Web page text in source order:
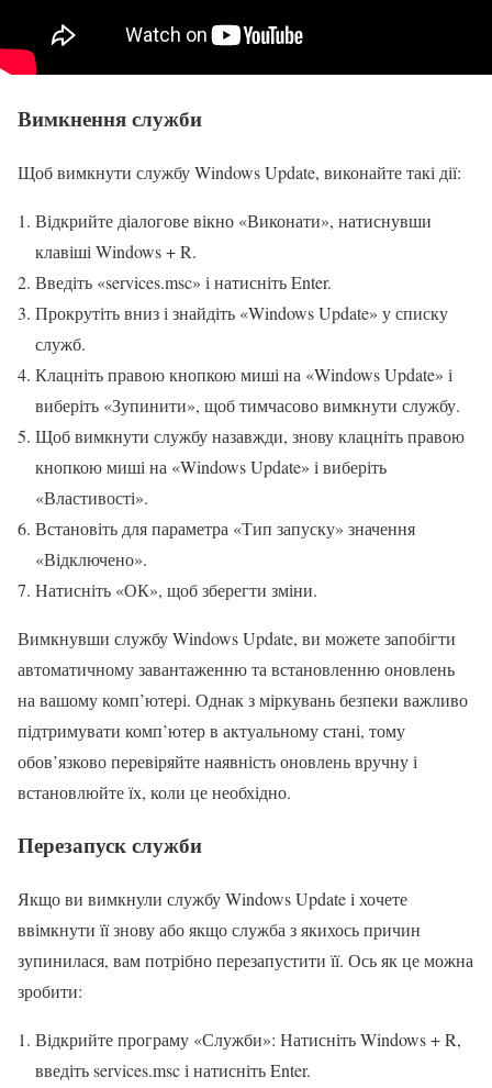
Вимкнення служби
Щоб вимкнути службу Windows Update, виконайте такі дії:
Відкрийте діалогове вікно «Виконати», натиснувши
клавіші Windows + R.
Введіть «services.msc» і натисніть Enter.
Прокрутіть вниз і знайдіть «Windows Update» у списку
служб.
Клацніть правою кнопкою миші на «Windows Update» і
виберіть «Зупинити», щоб тимчасово вимкнути службу.
Щоб вимкнути службу назавжди, знову клацніть правою
кнопкою миші на «Windows Update» і виберіть
«Властивості».
Встановіть для параметра «Тип запуску» значення
«Відключено».
Натисніть «ОК», щоб зберегти зміни.
Вимкнувши службу Windows Update, ви можете запобігти
автоматичному завантаженню та встановленню оновлень
на вашому комп’ютері. Однак з міркувань безпеки важливо
підтримувати комп’ютер в актуальному стані, тому
обов’язково перевіряйте наявність оновлень вручну і
встановлюйте їх, коли це необхідно.
Перезапуск служби
Якщо ви вимкнули службу Windows Update і хочете
ввімкнути її знову або якщо служба з якихось причин
зупинилася, вам потрібно перезапустити її. Ось як це можна
зробити:
Відкрийте програму «Служби»: Натисніть Windows + R,
введіть services.msc і натисніть Enter.